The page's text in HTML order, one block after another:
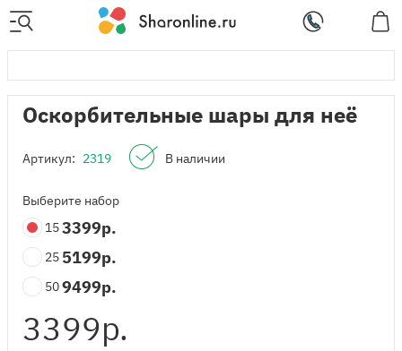
Оскорбительные шары для неё
Артикул: 2319 В наличии
Выберите набор
153399р.
25 5199р.
509499р.
3399р.